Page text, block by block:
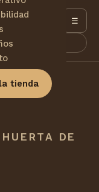
tienda
FR
☰
DE